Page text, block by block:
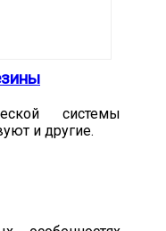
системы
и другие.